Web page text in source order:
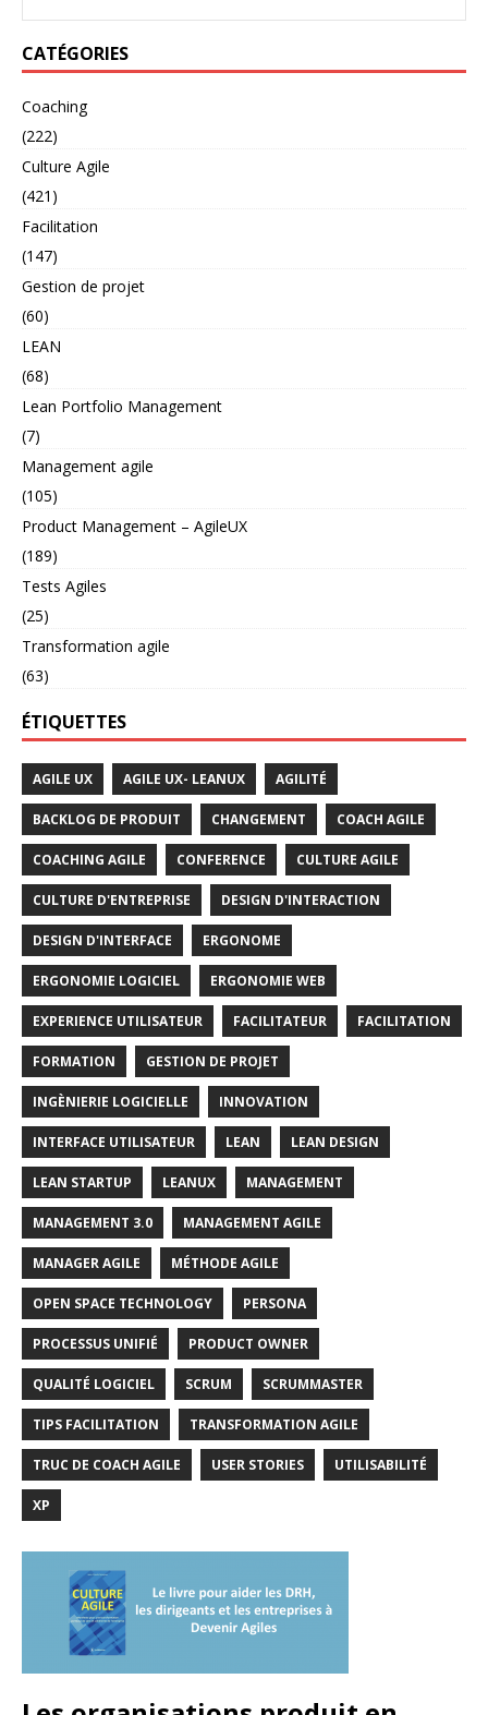
CATÉGORIES
Coaching
(222)
Culture Agile
(421)
Facilitation
(147)
Gestion de projet
(60)
LEAN
(68)
Lean Portfolio Management
(7)
Management agile
(105)
Product Management – AgileUX
(189)
Tests Agiles
(25)
Transformation agile
(63)
ÉTIQUETTES
AGILE UX AGILE UX- LEANUX AGILITÉ
BACKLOG DE PRODUIT CHANGEMENT COACH AGILE
COACHING AGILE CONFERENCE CULTURE AGILE
CULTURE D'ENTREPRISE DESIGN D'INTERACTION
DESIGN D'INTERFACE ERGONOME
ERGONOMIE LOGICIEL ERGONOMIE WEB
EXPERIENCE UTILISATEUR FACILITATEUR FACILITATION
FORMATION GESTION DE PROJET
INGÈNIERIE LOGICIELLE INNOVATION
INTERFACE UTILISATEUR LEAN LEAN DESIGN
LEAN STARTUP LEANUX MANAGEMENT
MANAGEMENT 3.0 MANAGEMENT AGILE
MANAGER AGILE MÉTHODE AGILE
OPEN SPACE TECHNOLOGY PERSONA
PROCESSUS UNIFIÉ PRODUCT OWNER
QUALITÉ LOGICIEL SCRUM SCRUMMASTER
TIPS FACILITATION TRANSFORMATION AGILE
TRUC DE COACH AGILE USER STORIES UTILISABILITÉ
XP